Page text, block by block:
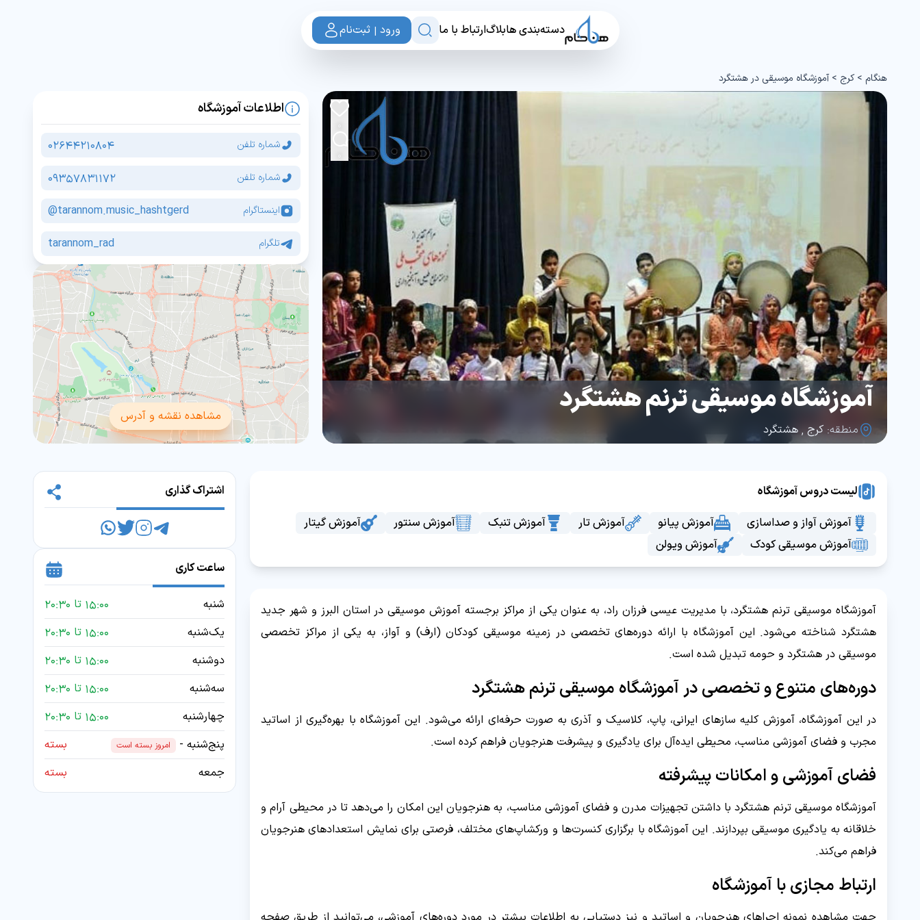
دسته‌بندی هابلاگارتباط با ما ورود | ثبت‌نام
هنگام >کرج > آموزشگاه موسیقی در هشتگرد
آموزشگاه موسیقی ترنم هشتگرد
منطقه: کرج , هشتگرد
اطلاعات آموزشگاه
شماره تلفن 02644210804
شماره تلفن 09357831172
اینستاگرام tarannom.music_hashtgerd@
تلگرام tarannom_rad
مشاهده نقشه و آدرس
لیست دروس آموزشگاه
آموزش آواز و صداسازی
آموزش پیانو آموزش تار آموزش تنبک آموزش سنتور
آموزش گیتار
آموزش موسیقی کودک
آموزش ویولن
آموزشگاه موسیقی ترنم هشتگرد، با مدیریت عیسی فرزان راد، به عنوان یکی از مراکز برجسته آموزش موسیقی در استان البرز و شهر جدید
هشتگرد شناخته می‌شود. این آموزشگاه با ارائه دوره‌های تخصصی در زمینه موسیقی کودکان (ارف) و آواز، به یکی از مراکز تخصصی
موسیقی در هشتگرد و حومه تبدیل شده است.
دوره‌های متنوع و تخصصی در آموزشگاه موسیقی ترنم هشتگرد
در این آموزشگاه، آموزش کلیه سازهای ایرانی، پاپ، کلاسیک و آذری به صورت حرفه‌ای ارائه می‌شود. این آموزشگاه با بهره‌گیری از اساتید
مجرب و فضای آموزشی مناسب، محیطی ایده‌آل برای یادگیری و پیشرفت هنرجویان فراهم کرده است.
فضای آموزشی و امکانات پیشرفته
آموزشگاه موسیقی ترنم هشتگرد با داشتن تجهیزات مدرن و فضای آموزشی مناسب، به هنرجویان این امکان را می‌دهد تا در محیطی آرام و
خلاقانه به یادگیری موسیقی بپردازند. این آموزشگاه با برگزاری کنسرت‌ها و ورکشاپ‌های مختلف، فرصتی برای نمایش استعدادهای هنرجویان
فراهم می‌کند.
ارتباط مجازی با آموزشگاه
اشتراک گذاری
ساعت کاری
شنبه
15:00 تا 20:30
یک‌شنبه
15:00 تا 20:30
دوشنبه
15:00 تا 20:30
سه‌شنبه
15:00 تا 20:30
چهارشنبه
15:00 تا 20:30
پنج‌شنبه -
امروز بسته است
بسته
جمعه
بسته